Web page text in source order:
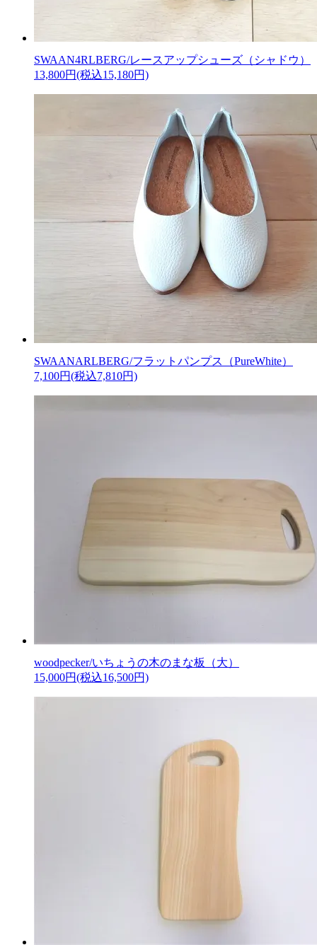
SWAAN4RLBERG/レースアップシューズ（シャドウ）
13,800円(税込15,180円)
SWAANARLBERG/フラットパンプス（PureWhite）
7,100円(税込7,810円)
woodpecker/いちょうの木のまな板（大）
15,000円(税込16,500円)